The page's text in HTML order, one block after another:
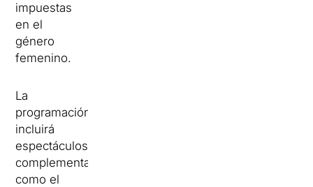
impuestas
en el
género
femenino.
La
programación
incluirá
espectáculos
complementarios,
como el